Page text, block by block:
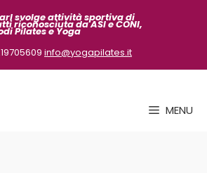
svolge attività sportivadi
riconosciuta da ASIe CONI,
Pilates e Yoga
info@yogapilates.it
MENU